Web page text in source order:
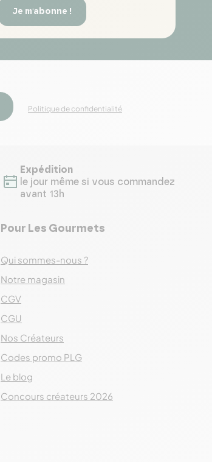
Je m'abonne !
Politique de confidentialité
Expédition
le jour même si vous commandez
avant 13h
Pour Les Gourmets
Qui sommes-nous ?
Notre magasin
CGV
CGU
Nos Créateurs
Codes promo PLG
Le blog
Concours créateurs 2026